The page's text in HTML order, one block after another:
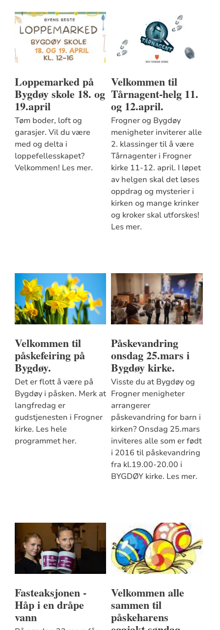
Loppemarked på
Bygdøy skole 18. og
19.april
Tøm boder, loft og
garasjer. Vil du være
med og delta i
loppefellesskapet?
Velkommen! Les mer.
Velkommen til
Tårnagent-helg 11.
og 12.april.
Frogner og Bygdøy
menigheter inviterer alle
2. klassinger til å være
Tårnagenter i Frogner
kirke 11-12. april. I løpet
av helgen skal det løses
oppdrag og mysterier i
kirken og mange krinker
og kroker skal utforskes!
Les mer.
Velkommen til
påskefeiring på
Bygdøy.
Det er flott å være på
Bygdøy i påsken. Merk at
langfredag er
gudstjenesten i Frogner
kirke. Les hele
programmet her.
Påskevandring
onsdag 25.mars i
Bygdøy kirke.
Visste du at Bygdøy og
Frogner menigheter
arrangerer
påskevandring for barn i
kirken? Onsdag 25.mars
inviteres alle som er født
i 2016 til påskevandring
fra kl.19.00-20.00 i
BYGDØY kirke. Les mer.
Fasteaksjonen -
Håp i en dråpe
vann
Velkommen alle
sammen til
påskeharens